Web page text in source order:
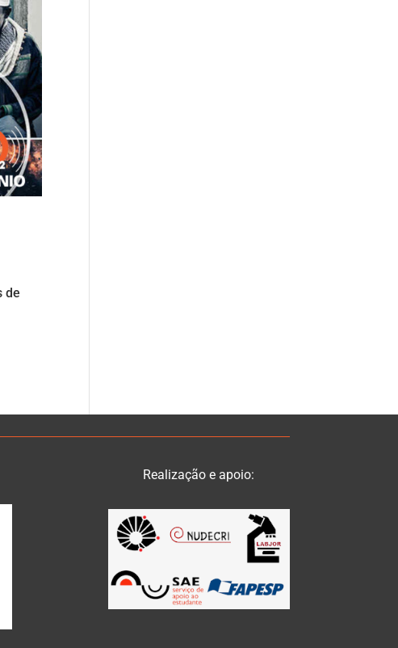
de
Realização e apoio: